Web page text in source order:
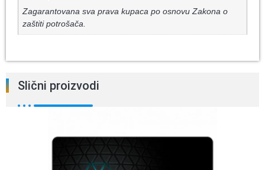
Zagarantovana sva prava kupaca po osnovu Zakona o
zaštiti potrošača.
Slični proizvodi